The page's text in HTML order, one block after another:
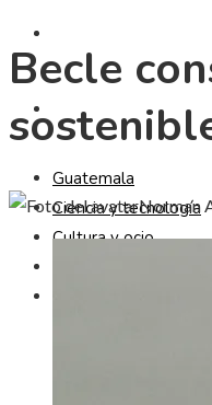
INVERSIONES Y
Guatemala
Ciencia y tecnología
Cultura y ocio
Becle
Norman